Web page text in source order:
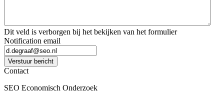
Dit veld is verborgen bij het bekijken van het formulier
Notification email
Verstuur bericht
Contact
SEO Economisch Onderzoek